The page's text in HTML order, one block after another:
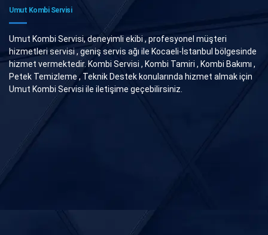
Umut Kombi Servisi
Umut Kombi Servisi, deneyimli ekibi , profesyonel müşteri
hizmetleri servisi , geniş servis ağı ile Kocaeli-İstanbul bölgesinde
hizmet vermektedir. Kombi Servisi , Kombi Tamiri , Kombi Bakımı ,
Petek Temizleme , Teknik Destek konularında hizmet almak için
Umut Kombi Servisi ile iletişime geçebilirsiniz.